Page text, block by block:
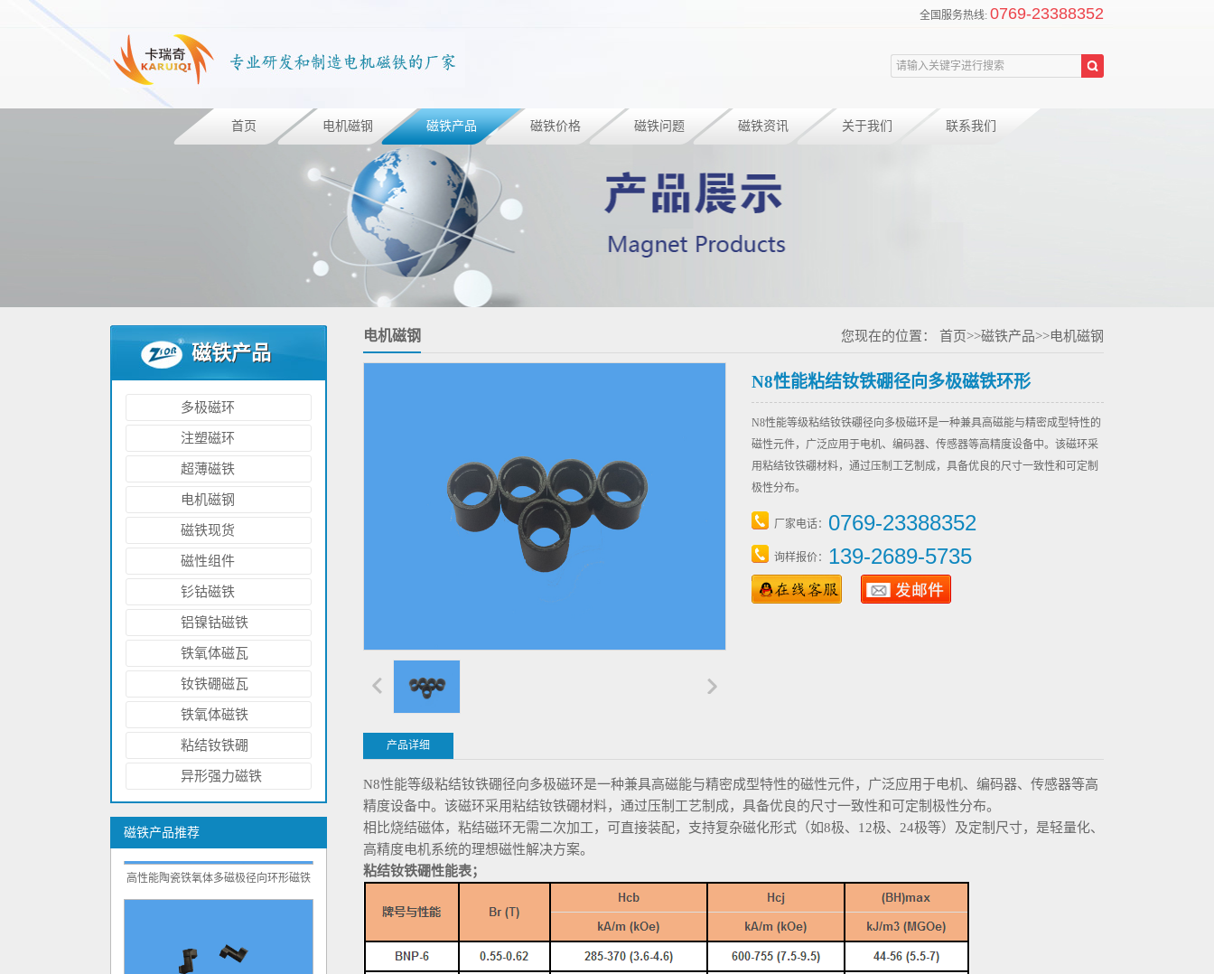
全国服务热线: 0769-23388352
首页 电机磁钢 磁铁产品 磁铁价格 磁铁问题 磁铁资讯 关于我们 联系我们
磁铁产品
多极磁环
注塑磁环
超薄磁铁
电机磁钢
磁铁现货
磁性组件
钐钴磁铁
铝镍钴磁铁
铁氧体磁瓦
钕铁硼磁瓦
铁氧体磁铁
粘结钕铁硼
异形强力磁铁
磁铁产品推荐
侧面钻孔的钕铁硼圆环磁铁 N52
高性能陶瓷铁氧体多磁极径向环形磁铁
您现在的位置： 首页>>磁铁产品>>电机磁钢
电机磁钢
N8性能粘结钕铁硼径向多极磁铁环形
N8性能等级粘结钕铁硼径向多极磁环是一种兼具高磁能与精密成型特性的
磁性元件，广泛应用于电机、编码器、传感器等高精度设备中。该磁环采
用粘结钕铁硼材料，通过压制工艺制成，具备优良的尺寸一致性和可定制
极性分布。
厂家电话： 0769-23388352
询样报价： 139-2689-5735
产品详细
N8性能等级粘结钕铁硼径向多极磁环是一种兼具高磁能与精密成型特性的磁性元件，广泛应用于电机、编码器、传感器等高
精度设备中。该磁环采用粘结钕铁硼材料，通过压制工艺制成，具备优良的尺寸一致性和可定制极性分布。
相比烧结磁体，粘结磁环无需二次加工，可直接装配，支持复杂磁化形式（如8极、12极、24极等）及定制尺寸，是轻量化、
高精度电机系统的理想磁性解决方案。
粘结钕铁硼性能表；